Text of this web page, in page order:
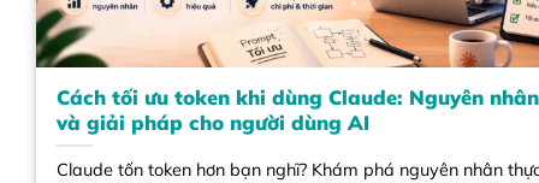
Cách tối ưu token khi dùng Claude: Nguyên nhân
và giải pháp cho người dùng AI
Claude tốn token hơn bạn nghĩ? Khám phá nguyên nhân